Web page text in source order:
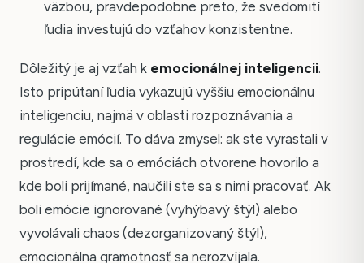
väzbou, pravdepodobne preto, že svedomití
ľudia investujú do vzťahov konzistentne.
Dôležitý je aj vzťah k emocionálnej inteligencii.
Isto pripútaní ľudia vykazujú vyššiu emocionálnu
inteligenciu, najmä v oblasti rozpoznávania a
regulácie emócií. To dáva zmysel: ak ste vyrastali v
prostredí, kde sa o emóciách otvorene hovorilo a
kde boli prijímané, naučili ste sa s nimi pracovať. Ak
boli emócie ignorované (vyhýbavý štýl) alebo
vyvolávali chaos (dezorganizovaný štýl),
emocionálna gramotnosť sa nerozvíjala.